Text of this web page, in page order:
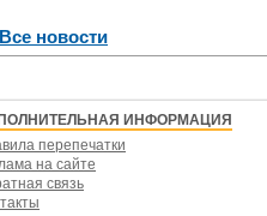
Все новости
ИНФОРМАЦИЯ
перепечатки
на сайте
связь